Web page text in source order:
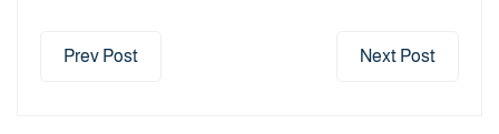
Prev Post Next Post